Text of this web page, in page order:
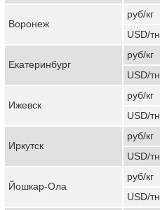
Воронеж
руб/кг
USD/тн
Екатеринбург
руб/кг
USD/тн
Ижевск
руб/кг
USD/тн
Иркутск
руб/кг
USD/тн
Йошкар-Ола
руб/кг
USD/тн